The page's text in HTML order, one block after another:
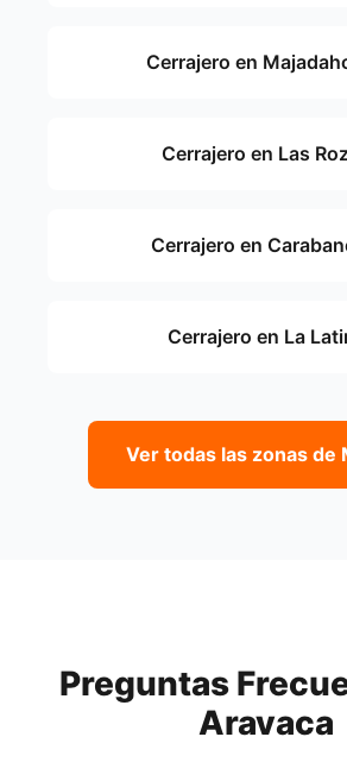
Cerrajero en
Cerrajero en Las
Cerrajero en
Cerrajero en La
Ver todas las zonas de
Preguntas
Aravaca